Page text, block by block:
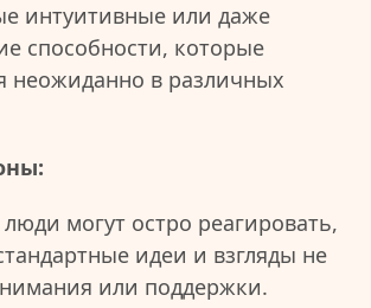
интуитивные или даже
способности, которые
неожиданно в различных
могут остро реагировать,
идеи и взгляды не
или поддержки.